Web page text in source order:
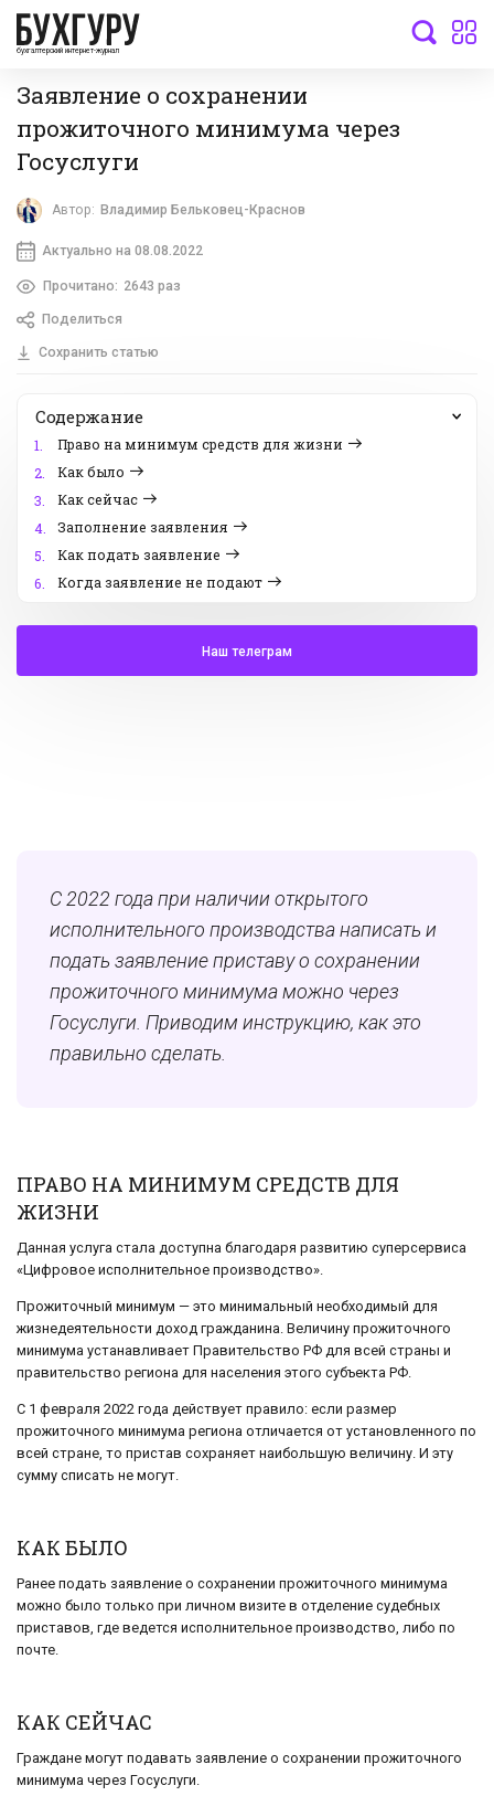
бухгалтерский интернет-журнал
Заявление о сохранении
прожиточного минимума через
Госуслуги
Автор: Владимир Бельковец-Краснов
Актуально на 08.08.2022
Прочитано: 2643 раз
Поделиться
Сохранить статью
Содержание
1.
Право на минимум средств для жизни
2.
Как было
3.
Как сейчас
4.
Заполнение заявления
5.
Как подать заявление
6.
Когда заявление не подают
Наш телеграм
С 2022 года при наличии открытого
исполнительного производства написать и
подать заявление приставу о сохранении
прожиточного минимума можно через
Госуслуги. Приводим инструкцию, как это
правильно сделать.
ПРАВО НА МИНИМУМ СРЕДСТВ ДЛЯ
ЖИЗНИ
Данная услуга стала доступна благодаря развитию суперсервиса
«Цифровое исполнительное производство».
Прожиточный минимум — это минимальный необходимый для
жизнедеятельности доход гражданина. Величину прожиточного
минимума устанавливает Правительство РФ для всей страны и
правительство региона для населения этого субъекта РФ.
С 1 февраля 2022 года действует правило: если размер
прожиточного минимума региона отличается от установленного по
всей стране, то пристав сохраняет наибольшую величину. И эту
сумму списать не могут.
КАК БЫЛО
Ранее подать заявление о сохранении прожиточного минимума
можно было только при личном визите в отделение судебных
приставов, где ведется исполнительное производство, либо по
почте.
КАК СЕЙЧАС
Граждане могут подавать заявление о сохранении прожиточного
минимума через Госуслуги.